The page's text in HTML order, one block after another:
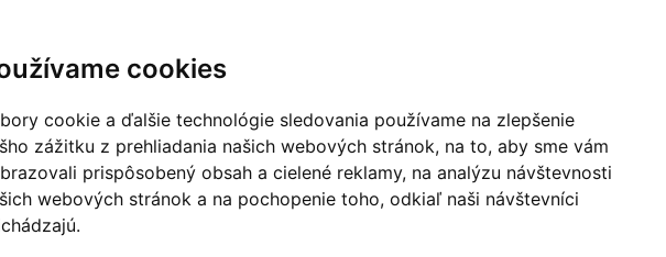
cookies
cookie a ďalšie technológie sledovania používame na zlepšenie
zážitku z prehliadania našich webových stránok, na to, aby sme vám
prispôsobený obsah a cielené reklamy, na analýzu návštevnosti
webových stránok a na pochopenie toho, odkiaľ naši návštevníci
Kontakty